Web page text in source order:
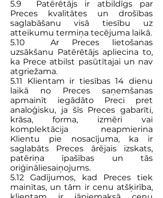
5.9 Patērētājs ir atbildīgs par
Preces kvalitātes un drošības
saglabāšanu visā tiesību uz
atteikumu termiņa tecējuma laikā.
5.10 Ar Preces lietošanas
uzsākšanu Patērētājs apliecina to,
ka Prece atbilst pasūtītajai un nav
atgriežama.
5.11 Klientam ir tiesības 14 dienu
laikā no Preces saņemšanas
apmainīt iegādāto Preci pret
analoģisku, ja šīs Preces gabarīti,
krāsa, forma, izmēri vai
komplektācija neapmierina
Klientu pie nosacījuma, ka ir
saglabāts Preces ārējais izskats,
patēriņa īpašības un tās
oriģināliesaiņojums.
5.12 Gadījumos, kad Preces tiek
mainītas, un tām ir cenu atšķirība,